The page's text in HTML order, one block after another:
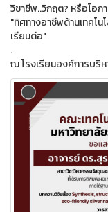
วิชาชีพ..วิกฤต? หรือโอก
"ทิศทางอาชีพด้านเทคโ
เรียนต่อ"
.
ณ โรงเรียนองค์การบริ